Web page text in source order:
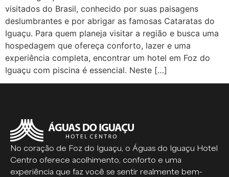
visitados do Brasil, conhecido por suas paisagens
deslumbrantes e por abrigar as famosas Cataratas do
Iguaçu. Para quem planeja visitar a região e busca uma
hospedagem que ofereça conforto, lazer e uma
experiência completa, encontrar um hotel em Foz do
Iguaçu com piscina é essencial. Neste […]
No coração de Foz do Iguaçu, o Águas do Iguaçu Hotel
Centro oferece acolhimento, conforto e uma
experiência que faz você se sentir realmente bem-